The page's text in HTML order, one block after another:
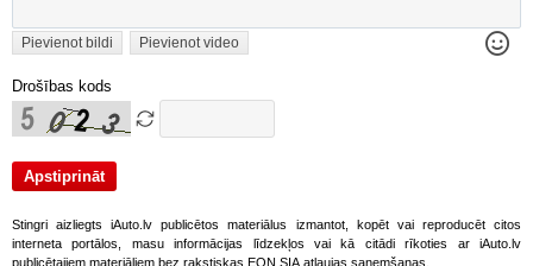
Pievienot bildi Pievienot video
Drošības kods
Stingri aizliegts iAuto.lv publicētos materiālus izmantot, kopēt vai reproducēt citos
interneta portālos, masu informācijas līdzekļos vai kā citādi rīkoties ar iAuto.lv
publicētajiem materiāliem bez rakstiskas EON SIA atļaujas saņemšanas.